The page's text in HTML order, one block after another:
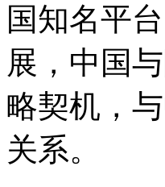
国知名平
展，中国
略契机，
关系。